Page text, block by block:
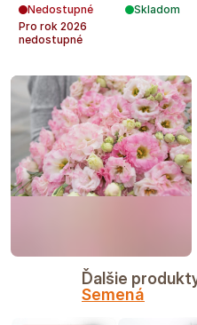
Nedostupné
Pro rok 2026
nedostupné
Skladom
Ďalšie
Semená